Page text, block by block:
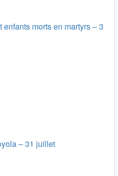
morts en martyrs – 3
– 31 juillet